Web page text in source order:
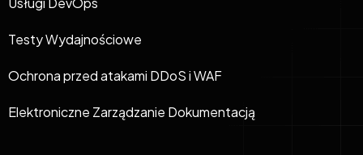
Testy Wydajnościowe
Ochrona przed atakami DDoS i WAF
Elektroniczne Zarządzanie Dokumentacją